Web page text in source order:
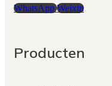
WhatsApp Weixin
Producten